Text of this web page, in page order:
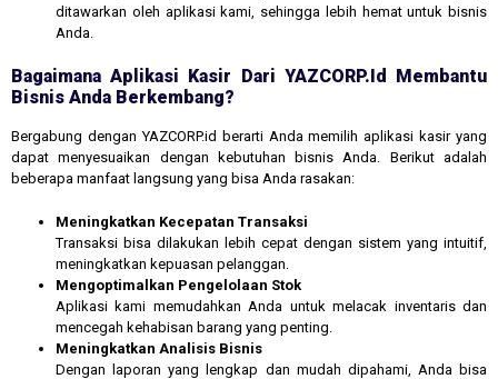
ditawarkan oleh aplikasi kami, sehingga lebih hemat untuk bisnis
Anda.
Bagaimana Aplikasi Kasir Dari YAZCORP.id Membantu
Bisnis Anda Berkembang?
Bergabung dengan YAZCORP.id berarti Anda memilih aplikasi kasir yang
dapat menyesuaikan dengan kebutuhan bisnis Anda. Berikut adalah
beberapa manfaat langsung yang bisa Anda rasakan:
Meningkatkan Kecepatan Transaksi
Transaksi bisa dilakukan lebih cepat dengan sistem yang intuitif,
meningkatkan kepuasan pelanggan.
Mengoptimalkan Pengelolaan Stok
Aplikasi kami memudahkan Anda untuk melacak inventaris dan
mencegah kehabisan barang yang penting.
Meningkatkan Analisis Bisnis
Dengan laporan yang lengkap dan mudah dipahami, Anda bisa